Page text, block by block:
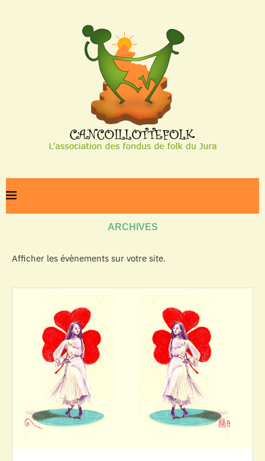
ARCHIVES
Afficher les évènements sur votre site.